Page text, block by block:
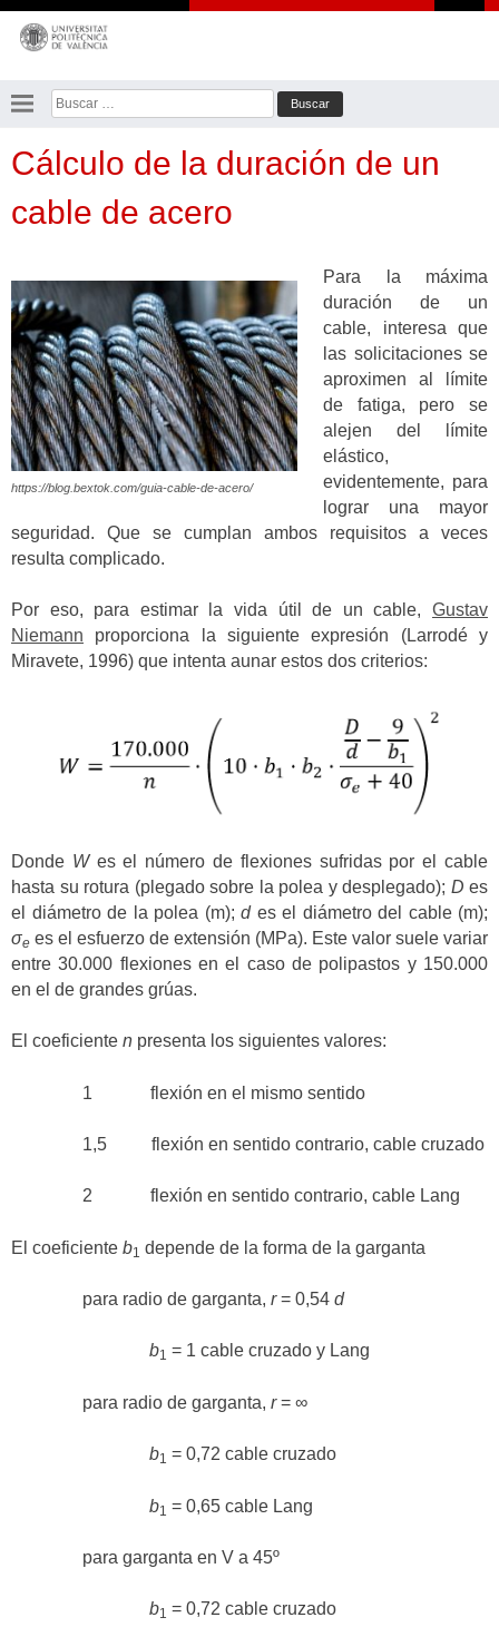
Saltar
contenido
Buscar:
Cálculo de la duración de un
cable de acero
https://blog.bextok.com/guia-cable-de-acero/
Para la máxima
duración de un
cable, interesa que
las solicitaciones se
aproximen al límite
de fatiga, pero se
alejen del límite
elástico,
evidentemente, para
lograr una mayor
seguridad. Que se cumplan ambos requisitos a veces
resulta complicado.
Por eso, para estimar la vida útil de un cable, Gustav
Niemann proporciona la siguiente expresión (Larrodé y
Miravete, 1996) que intenta aunar estos dos criterios:
Donde Wes el número de flexiones sufridas por el cable
hasta su rotura (plegado sobre la polea y desplegado); D es
el diámetro de la polea (m); des el diámetro del cable (m);
σe es el esfuerzo de extensión (MPa). Este valor suele variar
entre 30.000 flexiones en el caso de polipastos y 150.000
en el de grandes grúas.
El coeficiente n presenta los siguientes valores:
1 flexión en el mismo sentido
1,5 flexión en sentido contrario, cable cruzado
2 flexión en sentido contrario, cable Lang
El coeficiente b1 depende de la forma de la garganta
para radio de garganta, r= 0,54 d
b1 = 1 cable cruzado y Lang
para radio de garganta, r= ∞
b1 = 0,72 cable cruzado
b1 = 0,65 cable Lang
para garganta en V a 45º
b1 = 0,72 cable cruzado